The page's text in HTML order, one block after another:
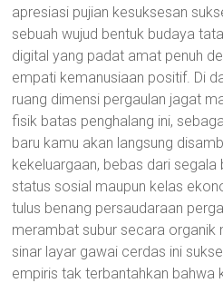
apresiasi pujian kesuksesan
sebuah wujud bentuk budaya
digital yang padat amat penuh
empati kemanusiaan positif. Di
ruang dimensi pergaulan jagat
fisik batas penghalang ini,
baru kamu akan langsung
kekeluargaan, bebas dari segala
status sosial maupun kelas
tulus benang persaudaraan
merambat subur secara organik
sinar layar gawai cerdas ini
empiris tak terbantahkan bahwa